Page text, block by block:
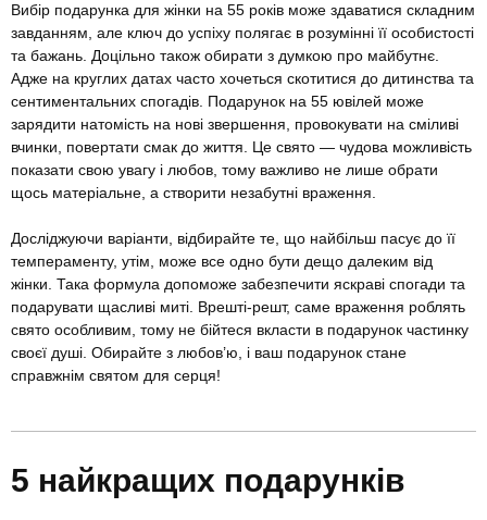
Вибір подарунка для жінки на 55 років може здаватися складним
завданням, але ключ до успіху полягає в розумінні її особистості
та бажань. Доцільно також обирати з думкою про майбутнє.
Адже на круглих датах часто хочеться скотитися до дитинства та
сентиментальних спогадів. Подарунок на 55 ювілей може
зарядити натомість на нові звершення, провокувати на сміливі
вчинки, повертати смак до життя. Це свято — чудова можливість
показати свою увагу і любов, тому важливо не лише обрати
щось матеріальне, а створити незабутні враження.
Досліджуючи варіанти, відбирайте те, що найбільш пасує до її
темпераменту, утім, може все одно бути дещо далеким від
жінки. Така формула допоможе забезпечити яскраві спогади та
подарувати щасливі миті. Врешті-решт, саме враження роблять
свято особливим, тому не бійтеся вкласти в подарунок частинку
своєї душі. Обирайте з любов’ю, і ваш подарунок стане
справжнім святом для серця!
5 найкращих подарунків